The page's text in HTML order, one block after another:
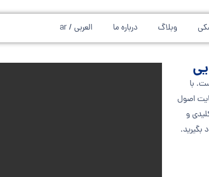
وبلاگ درباره ما العربی / ar
با
اصول
و
بگیرید.